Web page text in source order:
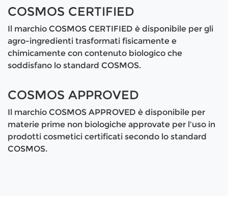
COSMOS CERTIFIED
Il marchio COSMOS CERTIFIED è disponibile per gli
agro-ingredienti trasformati fisicamente e
chimicamente con contenuto biologico che
soddisfano lo standard COSMOS.
COSMOS APPROVED
Il marchio COSMOS APPROVED è disponibile per
materie prime non biologiche approvate per l'uso in
prodotti cosmetici certificati secondo lo standard
COSMOS.